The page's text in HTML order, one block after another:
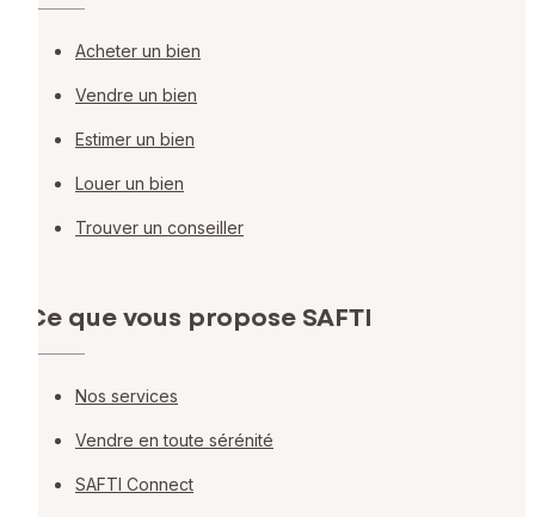
Acheter un bien
Vendre un bien
Estimer un bien
Louer un bien
Trouver un conseiller
Ce que vous propose SAFTI
Nos services
Vendre en toute sérénité
SAFTI Connect